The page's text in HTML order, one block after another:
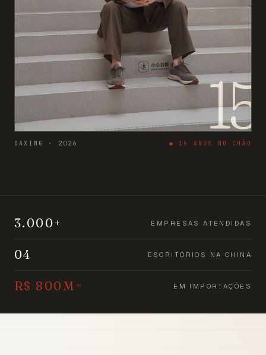
15
DAXING · 2026 ● 15 ANOS NO CHÃO
3.000+ EMPRESAS ATENDIDAS
04 ESCRITÓRIOS NA CHINA
R$ 800M+ EM IMPORTAÇÕES